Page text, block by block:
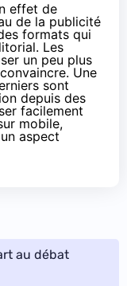
effet de
de la publicité
formats qui
. Les
un peu plus
Une
sont
depuis des
facilement
mobile,
aspect
au débat